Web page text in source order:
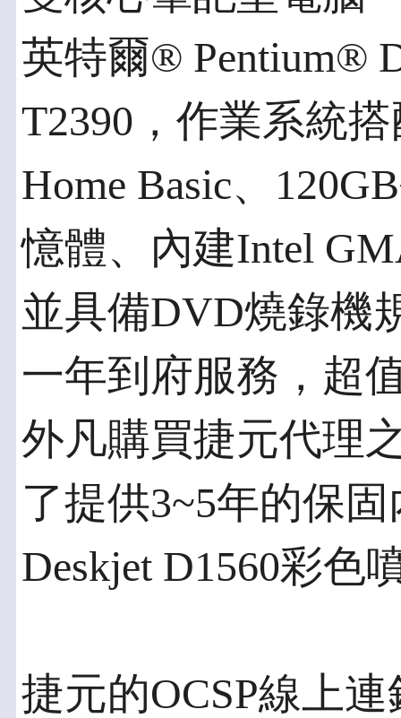
英特爾® Pentium®
T2390，作業系統
Home Basic、
憶體、內建Intel
並具備DVD燒錄機
一年到府服務，超
外凡購買捷元代理
了提供3~5年的保
Deskjet D1560彩色
捷元的OCSP線上